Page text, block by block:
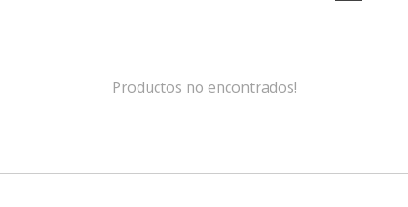
Productos no encontrados!